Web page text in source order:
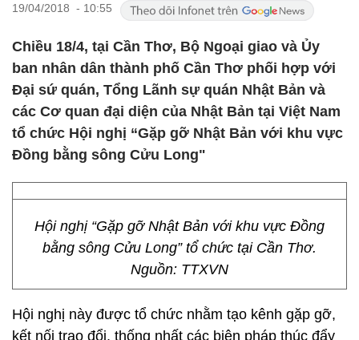
19/04/2018 - 10:55
Chiều 18/4, tại Cần Thơ, Bộ Ngoại giao và Ủy
ban nhân dân thành phố Cần Thơ phối hợp với
Đại sứ quán, Tổng Lãnh sự quán Nhật Bản và
các Cơ quan đại diện của Nhật Bản tại Việt Nam
tổ chức Hội nghị “Gặp gỡ Nhật Bản với khu vực
Đồng bằng sông Cửu Long"
Hội nghị “Gặp gỡ Nhật Bản với khu vực Đồng
bằng sông Cửu Long” tổ chức tại Cần Thơ.
Nguồn: TTXVN
Hội nghị này được tổ chức nhằm tạo kênh gặp gỡ,
kết nối trao đổi, thống nhất các biện pháp thúc đẩy